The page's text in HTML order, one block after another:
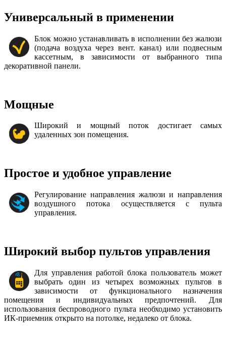
Универсальный в применении
Блок можно устанавливать в исполнении без жалюзи
(подача воздуха через вент. канал) или подвесным
кассетным, в зависимости от выбранного типа
декоративной панели.
Мощные
Широкий и мощный поток достигает самых
удаленных зон помещения.
Простое и удобное управление
Регулирование направления жалюзи и направления
воздушного потока осуществляется с пульта
управления.
Широкий выбор пультов управления
Для управления работой блока пользователь может
выбрать один из четырех возможных пультов в
зависимости от функционального назначения
помещения и индивидуальных предпочтений. Для
использования беспроводного пульта необходимо установить
ИК-приемник открыто на потолке, недалеко от блока.